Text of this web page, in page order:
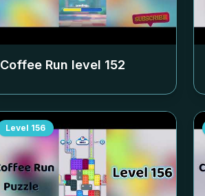
Coffee Run level 152
Level 156